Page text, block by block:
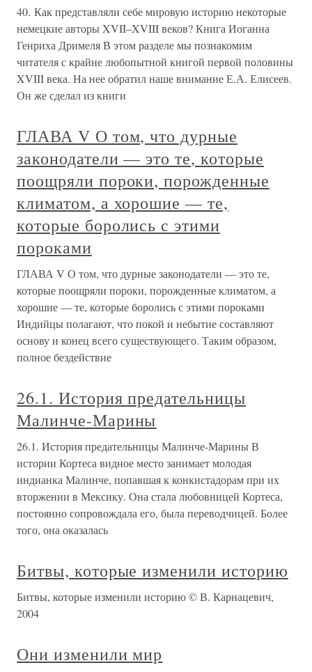
40. Как представляли себе мировую историю некоторые
немецкие авторы XVII–XVIII веков? Книга Иоганна
Генриха Дримеля В этом разделе мы познакомим
читателя с крайне любопытной книгой первой половины
XVIII века. На нее обратил наше внимание Е.А. Елисеев.
Он же сделал из книги
ГЛАВА V О том, что дурные
законодатели — это те, которые
поощряли пороки, порожденные
климатом, а хорошие — те,
которые боролись с этими
пороками
ГЛАВА V О том, что дурные законодатели — это те,
которые поощряли пороки, порожденные климатом, а
хорошие — те, которые боролись с этими пороками
Индийцы полагают, что покой и небытие составляют
основу и конец всего существующего. Таким образом,
полное бездействие
26.1. История предательницы
Малинче-Марины
26.1. История предательницы Малинче-Марины В
истории Кортеса видное место занимает молодая
индианка Малинче, попавшая к конкистадорам при их
вторжении в Мексику. Она стала любовницей Кортеса,
постоянно сопровождала его, была переводчицей. Более
того, она оказалась
Битвы, которые изменили историю
Битвы, которые изменили историю © В. Карнацевич,
2004
Они изменили мир